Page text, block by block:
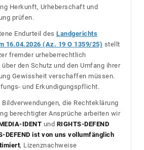
Herkunft, Urheberschaft und
prüfen.
Endurteil des Landgerichts
16.04.2026 (Az. 19 O 1359/25) stellt
fremder urheberrechtlich
den Schutz und den Umfang ihrer
Gewissheit verschaffen müssen.
und Erkundigungspflicht.
Bildverwendungen, die Rechteklärung
berechtigter Ansprüche arbeiten wir
IDENT und RIGHTS-DEFEND
DEFEND ist von uns vollumfänglich
, Lizenznachweise